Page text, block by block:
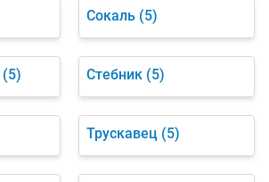
Сокаль (5)
(5) Стебник (5)
Трускавец (5)